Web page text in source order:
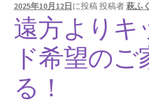
2025年10月12日 に投稿投稿者萩ふ
遠方よりキ
ド希望のご
る！